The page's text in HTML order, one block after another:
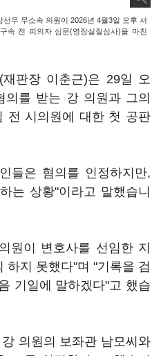
우 무소속 의원이 2026년 4월3일 오후 서
속 전 피의자 심문(영장실질심사)을 마친
판장 이춘근)은 29일 오
를 받는 강 의원과 그의
전 시의원에 대한 첫 공판
들은 혐의를 인정하지만,
는 상황"이라고 말했습니
원이 변호사를 선임한 지
하지 못했다"며 "기록을 검
기일에 말하겠다"고 했습
의원의 보좌관 남모씨와